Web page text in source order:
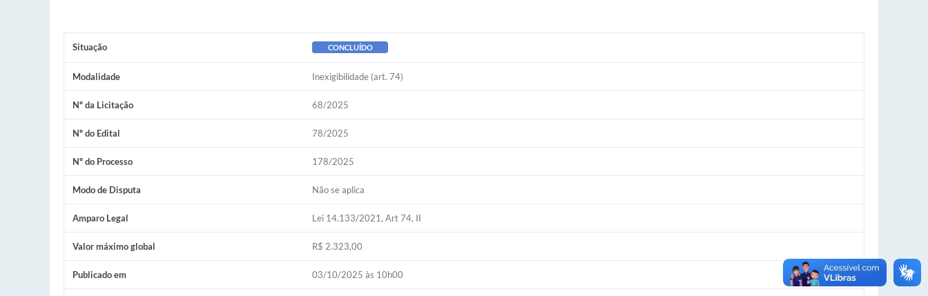
Situação CONCLUÍDO
Modalidade Inexigibilidade (art. 74)
Nº da Licitação 68/2025
Nº do Edital 78/2025
Nº do Processo 178/2025
Modo de Disputa Não se aplica
Amparo Legal Lei 14.133/2021, Art 74, II
Valor máximo global R$ 2.323,00
Publicado em 03/10/2025 às 10h00